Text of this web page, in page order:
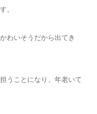
。
わいそうだから出てき
うことになり、年老いて